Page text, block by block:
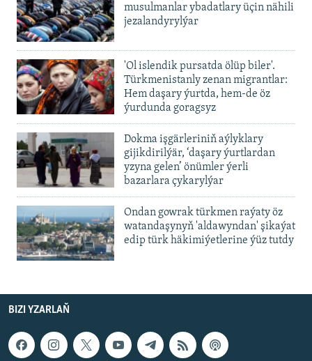
musulmanlar ybadatlary üçin nähili
jezalandyrylýar
'Ol islendik pursatda ölüp biler'.
Türkmenistanly zenan migrantlar:
Hem daşary ýurtda, hem-de öz
ýurdunda goragsyz
Dokma işgärleriniň aýlyklary
gijikdirilýär, ‘daşary ýurtlardan
yzyna gelen’ önümler ýerli
bazarlara çykarylýar
Ondan gowrak türkmen raýaty öz
watandaşynyň 'aldawyndan' şikaýat
edip türk häkimiýetlerine ýüz tutdy
BIZI YZARLAŇ